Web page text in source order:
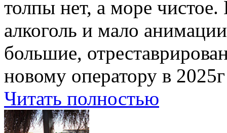
толпы нет, а море
алкоголь и мало
большие,
новому оператору в 2025г
Читать полностью